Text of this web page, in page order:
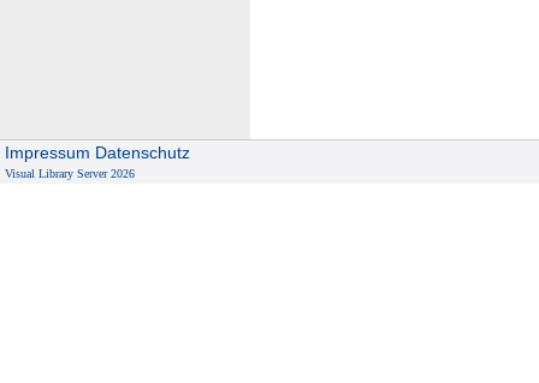
Impressum Datenschutz
Visual Library Server 2026